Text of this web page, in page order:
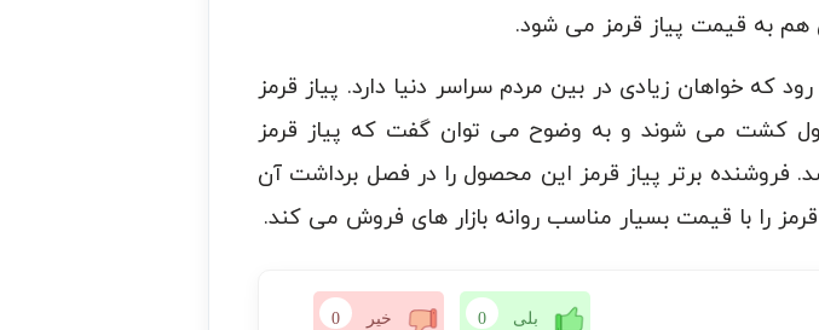
هم به قیمت پیاز قرمز می شود.
که خواهان زیادی در بین مردم سراسر دنیا دارد. پیاز قرمز
کشت می شوند و به وضوح می توان گفت که پیاز قرمز
فروشنده برتر پیاز قرمز این محصول را در فصل برداشت آن
را با قیمت بسیار مناسب روانه بازار های فروش می کند‌.
بلی 0 خیر 0